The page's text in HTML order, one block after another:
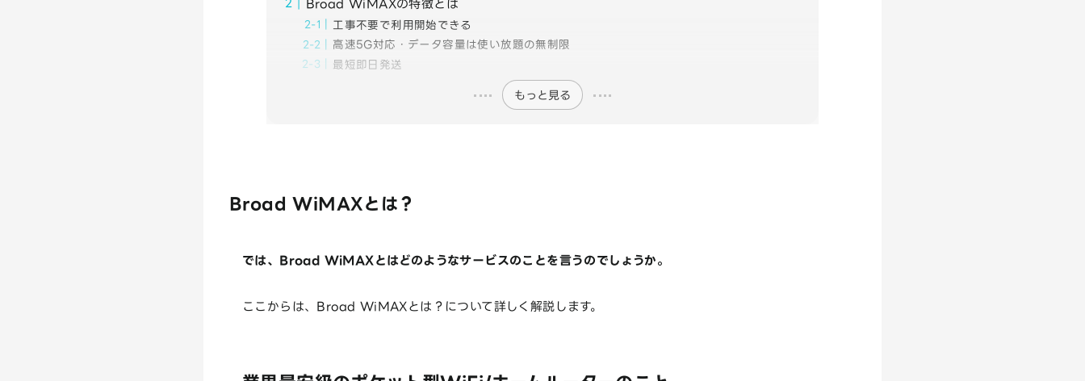
Broad WiMAXの特徴とは
工事不要で利用開始できる
高速5G対応・データ容量は使い放題の無制限
最短即日発送
もっと見る
Broad WiMAXとは？
では、Broad WiMAXとはどのようなサービスのことを言うのでしょうか。
ここからは、Broad WiMAXとは？について詳しく解説します。